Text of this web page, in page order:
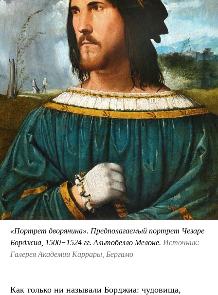
«Портрет дворянина». Предполагаемый портрет Чезаре
Борджиа, 1500−1524 гг. Альтобелло Мелоне. Источник:
Галерея Академии Каррары, Бергамо
Как только ни называли Борджиа: чудовища,